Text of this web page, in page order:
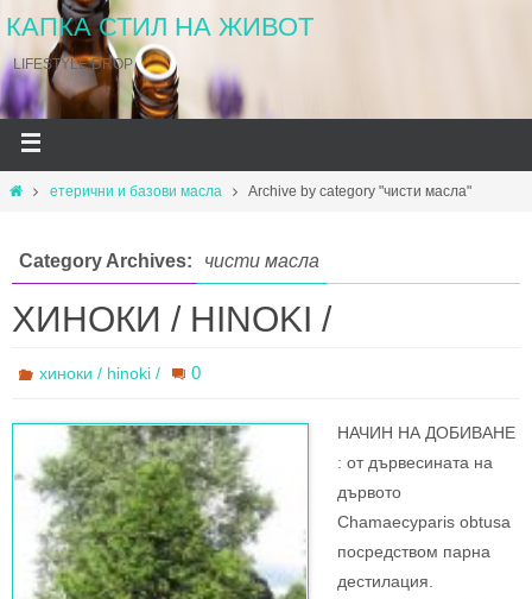
КАПКА СТИЛ НА ЖИВОТ
LIFESTYLE DROP
етерични и базови масла Archive by category "чисти масла"
Category Archives: чисти масла
ХИНОКИ / HINOKI /
хиноки / hinoki / 0
НАЧИН НА ДОБИВАНЕ
: oт дървесината на
дървото
Chamaecyparis obtusa
посредством парна
дестилация.